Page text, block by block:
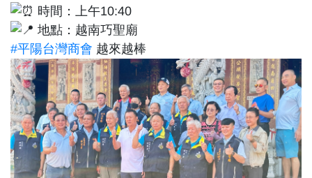
時間：上午10:40
地點：越南巧聖廟
#平陽台灣商會 越來越棒